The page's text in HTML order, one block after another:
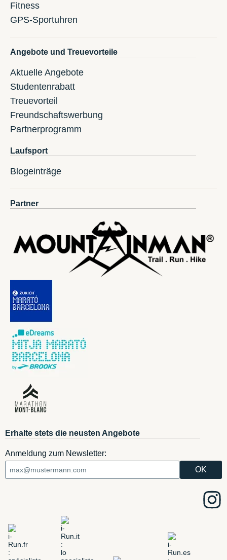
Fitness
GPS-Sportuhren
Angebote und Treuevorteile
Aktuelle Angebote
Studentenrabatt
Treuevorteil
Freundschaftswerbung
Partnerprogramm
Laufsport
Blogeinträge
Partner
Erhalte stets die neusten Angebote
Anmeldung zum Newsletter: